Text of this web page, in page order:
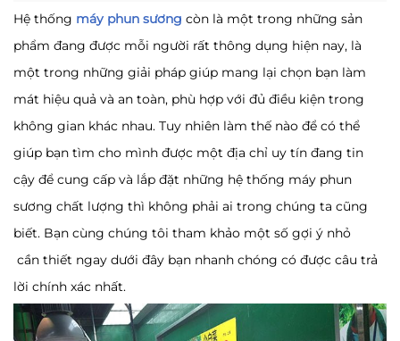
Hệ thống máy phun sương còn là một trong những sản
phẩm đang được mỗi người rất thông dụng hiện nay, là
một trong những giải pháp giúp mang lại chọn bạn làm
mát hiệu quả và an toàn, phù hợp với đủ điều kiện trong
không gian khác nhau. Tuy nhiên làm thế nào để có thể
giúp bạn tìm cho mình được một địa chỉ uy tín đang tin
cậy để cung cấp và lắp đặt những hệ thống máy phun
sương chất lượng thì không phải ai trong chúng ta cũng
biết. Bạn cùng chúng tôi tham khảo một số gợi ý nhỏ
cần thiết ngay dưới đây bạn nhanh chóng có được câu trả
lời chính xác nhất.